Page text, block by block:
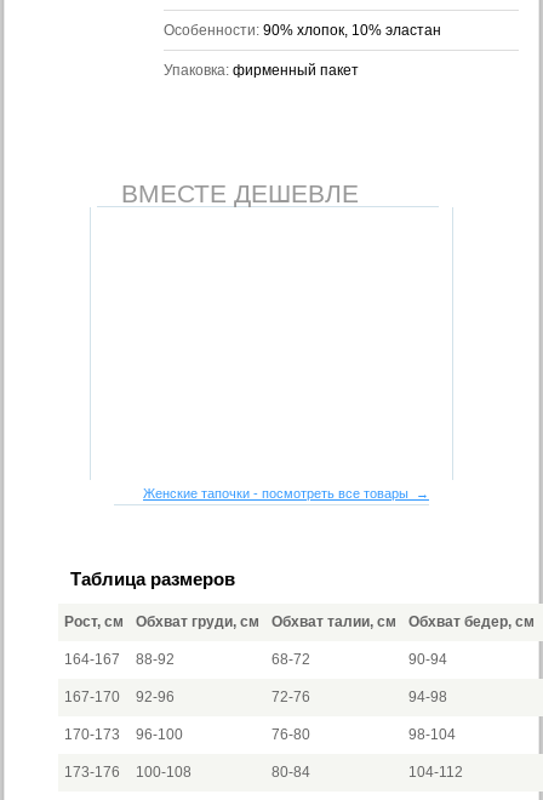
Особенности: 90% хлопок, 10% эластан
Упаковка: фирменный пакет
ВМЕСТЕ ДЕШЕВЛЕ
Женские тапочки - посмотреть все товары →
Таблица размеров
Рост, см Обхват груди, см Обхват талии, см Обхват бедер, см
164-167 88-92 68-72 90-94
167-170 92-96 72-76 94-98
170-173 96-100 76-80 98-104
173-176 100-108 80-84 104-112